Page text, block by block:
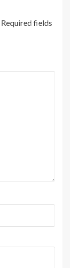
Required fields